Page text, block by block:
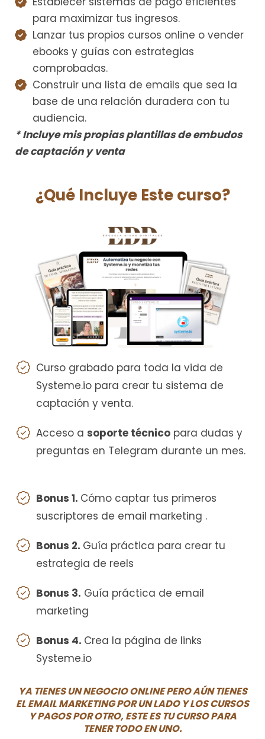
para maximizar tus ingresos.
Lanzar tus propios cursos online o vender
ebooks y guías con estrategias
comprobadas.
Construir una lista de emails que sea la
base de una relación duradera con tu
audiencia.
* Incluye mis propias plantillas de embudos
de captación y venta
¿Qué Incluye Este curso?
Curso grabado para toda la vida de
Systeme.io para crear tu sistema de
captación y venta.
Acceso a soporte técnico para dudas y
preguntas en Telegram durante un mes.
Bonus 1. Cómo captar tus primeros
suscriptores de email marketing .
Bonus 2. Guía práctica para crear tu
estrategia de reels
Bonus 3. Guía práctica de email
marketing
Bonus 4. Crea la página de links
Systeme.io
YA TIENES UN NEGOCIO ONLINE PERO AÚN TIENES
EL EMAIL MARKETING POR UN LADO Y LOS CURSOS
Y PAGOS POR OTRO, ESTE ES TU CURSO PARA
TENER TODO EN UNO.